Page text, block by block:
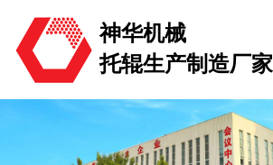
神华机械
托辊生产制造厂家